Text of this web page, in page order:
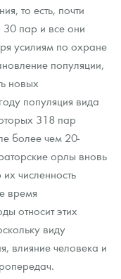
то есть, почти
30 пар и все они
усилиям по охране
популяции,
новых
популяция вида
318 пар
более чем 20-
орлы вновь
численность
время
относит этих
виду
влияние человека и